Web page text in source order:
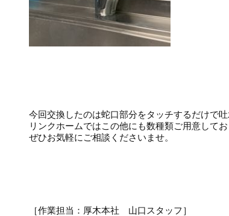
今回交換したのは蛇口部分をタッチするだけで
リンクホームではこの他にも数種類ご用意して
ぜひお気軽にご相談くださいませ。
［作業担当：厚木本社 山口スタッフ］